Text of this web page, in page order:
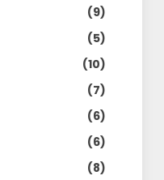
(9)
(5)
(10)
(7)
(6)
(6)
(8)